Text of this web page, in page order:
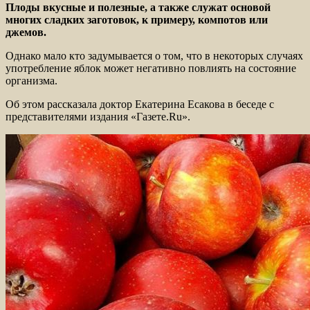
Плоды вкусные и полезные, а также служат основой
многих сладких заготовок, к примеру, компотов или
джемов.
Однако мало кто задумывается о том, что в некоторых случаях
употребление яблок может негативно повлиять на состояние
организма.
Об этом рассказала доктор Екатерина Есакова в беседе с
представителями издания «Газете.Ru».